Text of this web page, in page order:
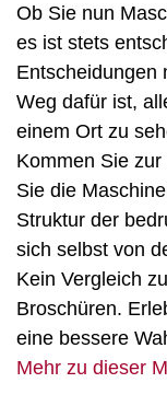
Ob Sie nun
es ist stets
Entscheidungen
Weg dafür ist,
einem Ort zu
Kommen Sie
Sie die
Struktur der
sich selbst von
Kein Vergleich
Broschüren.
eine bessere
Mehr zu dieser